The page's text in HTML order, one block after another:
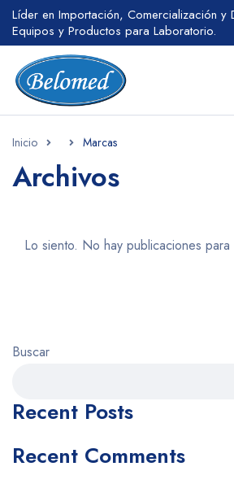
Líder en Importación, Comercialización y
Equipos y Productos para Laboratorio.
Inicio Marcas
Archivos
Lo siento. No hay publicaciones para
Buscar
Recent Posts
Recent Comments